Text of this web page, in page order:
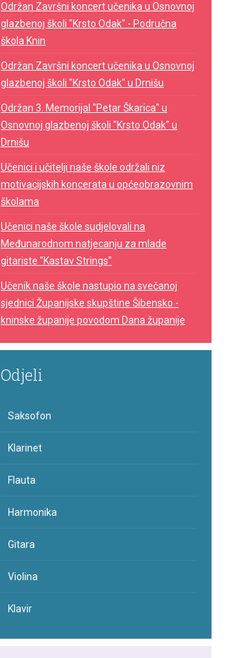
Održan Završni koncert učenika u Osnovnoj
glazbenoj školi "Krsto Odak" - Područna
škola Knin
Održan Završni koncert učenika u Osnovnoj
glazbenoj školi "Krsto Odak" u Drnišu
Održan 3. Memorijal "Petar Škarica" u
Osnovnoj glazbenoj školi "Krsto Odak" u
Drnišu
Učenici i učitelji naše škole održali niz
motivacijskih koncerata u općeobrazovnim
školama
Učenici naše škole sudjelovali na
Međunarodnom natjecanju za mlade
gitariste "Kastav Strings"
Učenik naše škole nastupio na svečanoj
sjednici Županijske skupštine Šibensko -
kninske županije povodom Dana županije
Odjeli
Saksofon
Klarinet
Flauta
Harmonika
Gitara
Violina
Klavir